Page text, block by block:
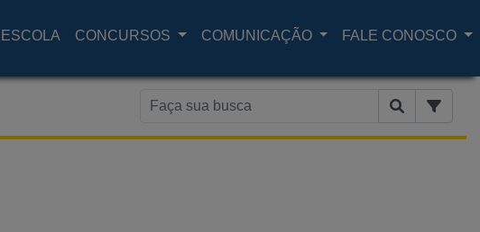
ESCOLA CONCURSOS COMUNICAÇÃO FALE CONOSCO